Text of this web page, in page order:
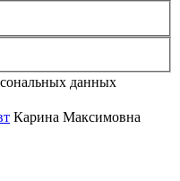
данных
Карина Максимовна